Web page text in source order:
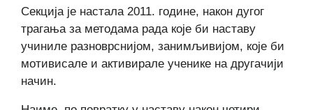
Секција је настала 2011. године, након дугог
трагања за методама рада које би наставу
учиниле разноврснијом, занимљивијом, које би
мотивисале и активирале ученике на другачији
начин.